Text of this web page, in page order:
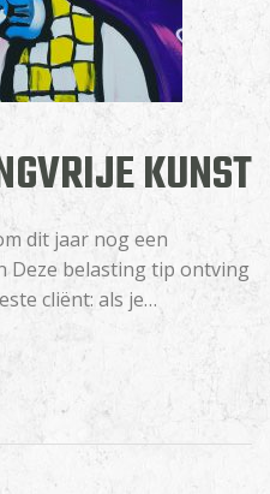
KUNST
dit jaar nog een
Deze belasting tip ontving
cliënt: als je…